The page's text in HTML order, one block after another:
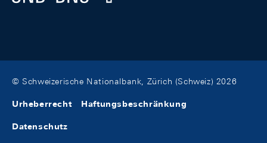
© Schweizerische Nationalbank, Zürich (Schweiz) 2026
Urheberrecht Haftungsbeschränkung
Datenschutz